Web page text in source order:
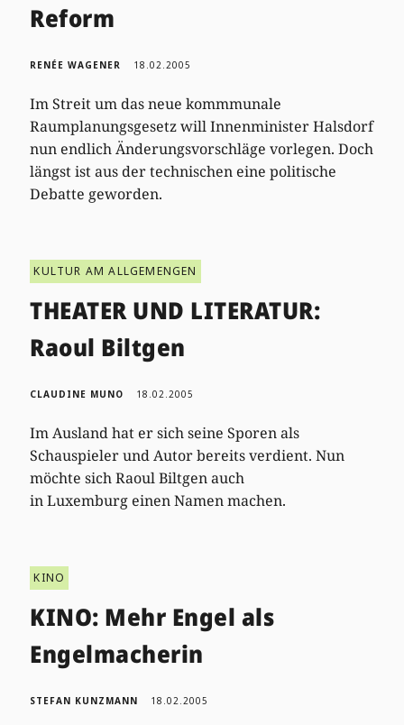
Reform
RENÉE WAGENER 18.02.2005
Im Streit um das neue kommmunale
Raumplanungsgesetz will Innenminister Halsdorf
nun endlich Änderungsvorschläge vorlegen. Doch
längst ist aus der technischen eine politische
Debatte geworden.
KULTUR AM ALLGEMENGEN
THEATER UND LITERATUR:
Raoul Biltgen
CLAUDINE MUNO 18.02.2005
Im Ausland hat er sich seine Sporen als
Schauspieler und Autor bereits verdient. Nun
möchte sich Raoul Biltgen auch
in Luxemburg einen Namen machen.
KINO
KINO: Mehr Engel als
Engelmacherin
STEFAN KUNZMANN 18.02.2005